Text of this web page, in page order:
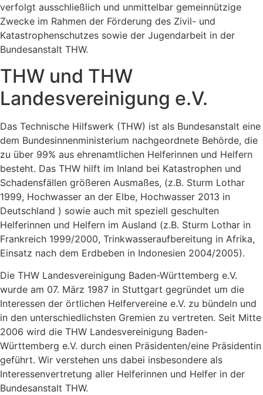
verfolgt ausschließlich und unmittelbar gemeinnützige
Zwecke im Rahmen der Förderung des Zivil- und
Katastrophenschutzes sowie der Jugendarbeit in der
Bundesanstalt THW.
THW und THW
Landesvereinigung e.V.
Das Technische Hilfswerk (THW) ist als Bundesanstalt eine
dem Bundesinnenministerium nachgeordnete Behörde, die
zu über 99% aus ehrenamtlichen Helferinnen und Helfern
besteht. Das THW hilft im Inland bei Katastrophen und
Schadensfällen größeren Ausmaßes, (z.B. Sturm Lothar
1999, Hochwasser an der Elbe, Hochwasser 2013 in
Deutschland ) sowie auch mit speziell geschulten
Helferinnen und Helfern im Ausland (z.B. Sturm Lothar in
Frankreich 1999/2000, Trinkwasseraufbereitung in Afrika,
Einsatz nach dem Erdbeben in Indonesien 2004/2005).
Die THW Landesvereinigung Baden-Württemberg e.V.
wurde am 07. März 1987 in Stuttgart gegründet um die
Interessen der örtlichen Helfervereine e.V. zu bündeln und
in den unterschiedlichsten Gremien zu vertreten. Seit Mitte
2006 wird die THW Landesvereinigung Baden-
Württemberg e.V. durch einen Präsidenten/eine Präsidentin
geführt. Wir verstehen uns dabei insbesondere als
Interessenvertretung aller Helferinnen und Helfer in der
Bundesanstalt THW.